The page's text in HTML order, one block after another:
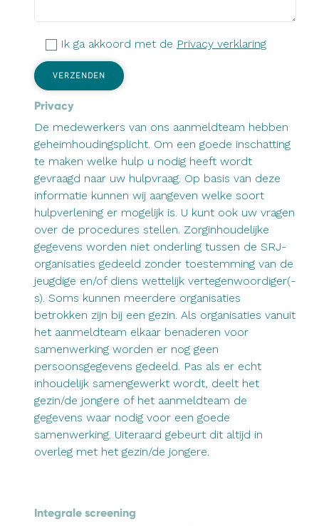
Ik ga akkoord met de Privacy verklaring
Privacy
De medewerkers van ons aanmeldteam hebben
geheimhoudingsplicht. Om een goede inschatting
te maken welke hulp u nodig heeft wordt
gevraagd naar uw hulpvraag. Op basis van deze
informatie kunnen wij aangeven welke soort
hulpverlening er mogelijk is. U kunt ook uw vragen
over de procedures stellen. Zorginhoudelijke
gegevens worden niet onderling tussen de SRJ-
organisaties gedeeld zonder toestemming van de
jeugdige en/of diens wettelijk vertegenwoordiger(-
s). Soms kunnen meerdere organisaties
betrokken zijn bij een gezin. Als organisaties vanuit
het aanmeldteam elkaar benaderen voor
samenwerking worden er nog geen
persoonsgegevens gedeeld. Pas als er echt
inhoudelijk samengewerkt wordt, deelt het
gezin/de jongere of het aanmeldteam de
gegevens waar nodig voor een goede
samenwerking. Uiteraard gebeurt dit altijd in
overleg met het gezin/de jongere.
Integrale screening